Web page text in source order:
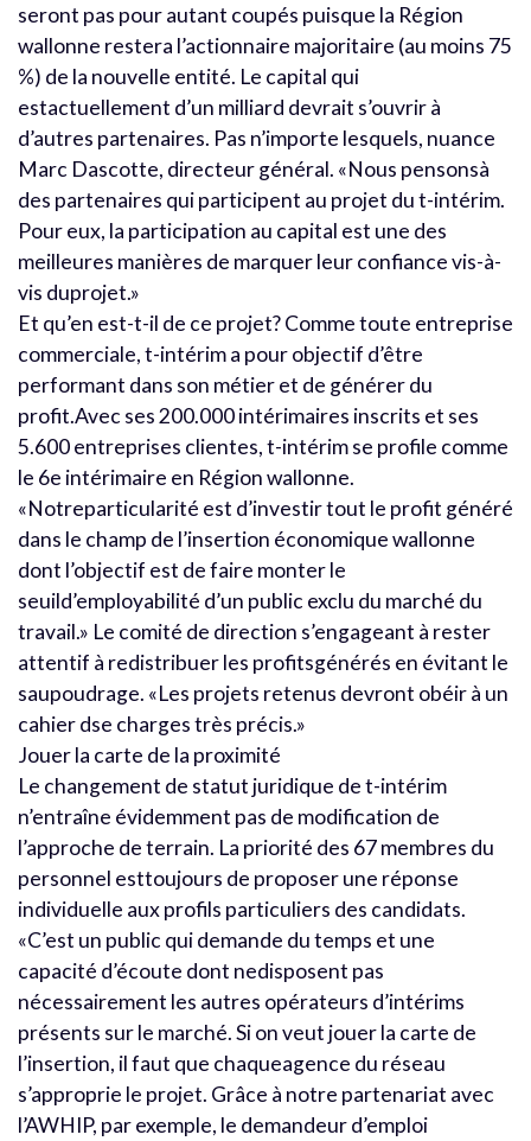
seront pas pour autant coupés puisque la Région
wallonne restera l’actionnaire majoritaire (au moins 75
%) de la nouvelle entité. Le capital qui
estactuellement d’un milliard devrait s’ouvrir à
d’autres partenaires. Pas n’importe lesquels, nuance
Marc Dascotte, directeur général. «Nous pensonsà
des partenaires qui participent au projet du t-intérim.
Pour eux, la participation au capital est une des
meilleures manières de marquer leur confiance vis-à-
vis duprojet.»
Et qu’en est-t-il de ce projet? Comme toute entreprise
commerciale, t-intérim a pour objectif d’être
performant dans son métier et de générer du
profit.Avec ses 200.000 intérimaires inscrits et ses
5.600 entreprises clientes, t-intérim se profile comme
le 6e intérimaire en Région wallonne.
«Notreparticularité est d’investir tout le profit généré
dans le champ de l’insertion économique wallonne
dont l’objectif est de faire monter le
seuild’employabilité d’un public exclu du marché du
travail.» Le comité de direction s’engageant à rester
attentif à redistribuer les profitsgénérés en évitant le
saupoudrage. «Les projets retenus devront obéir à un
cahier dse charges très précis.»
Jouer la carte de la proximité
Le changement de statut juridique de t-intérim
n’entraîne évidemment pas de modification de
l’approche de terrain. La priorité des 67 membres du
personnel esttoujours de proposer une réponse
individuelle aux profils particuliers des candidats.
«C’est un public qui demande du temps et une
capacité d’écoute dont nedisposent pas
nécessairement les autres opérateurs d’intérims
présents sur le marché. Si on veut jouer la carte de
l’insertion, il faut que chaqueagence du réseau
s’approprie le projet. Grâce à notre partenariat avec
l’AWHIP, par exemple, le demandeur d’emploi